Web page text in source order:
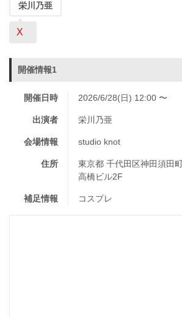
栄川乃亜
X
開催情報1
開催日時 2026/6/28(日) 12:00 〜
出演者 栄川乃亜
会場情報 studio knot
住所
東京都 千代田区神田須田
高橋ビル2F
補足情報 コスプレ